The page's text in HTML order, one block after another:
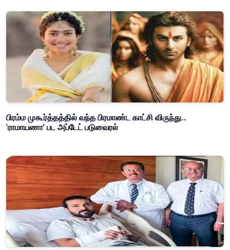
பிரம்ம முகூர்த்தத்தில் வந்த பிரமாண்ட காட்சி விருந்து..
'ராமாயணா' பட அப்டேட் படுவைரல்